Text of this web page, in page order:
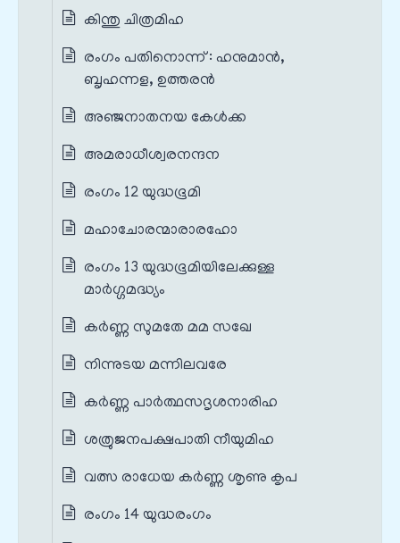
കിന്തു ചിത്രമിഹ
രംഗം പതിനൊന്ന് : ഹനുമാൻ,
ബൃഹന്നള, ഉത്തരൻ
അഞ്ജനാതനയ കേൾക്ക
അമരാധീശ്വരനന്ദന
രംഗം 12 യുദ്ധഭൂമി
മഹാചോരന്മാരാരഹോ
രംഗം 13 യുദ്ധഭൂമിയിലേക്കുള്ള
മാർഗ്ഗമദ്ധ്യം
കർണ്ണ സുമതേ മമ സഖേ
നിന്നുടയ മന്നിലവരേ
കർണ്ണ പാർത്ഥസദൃശനാരിഹ
ശത്രുജനപക്ഷപാതി നീയുമിഹ
വത്സ രാധേയ കർണ്ണ ശൃണു കൃപ
രംഗം 14 യുദ്ധരംഗം